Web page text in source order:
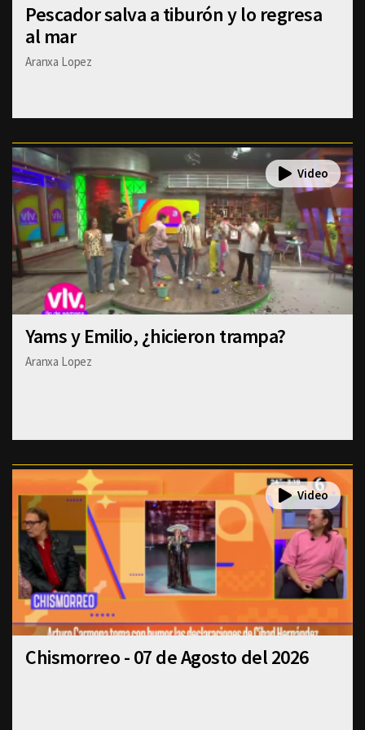
Pescador salva a tiburón y lo regresa
al mar
Aranxa Lopez
Yams y Emilio, ¿hicieron trampa?
Aranxa Lopez
Chismorreo - 07 de Agosto del 2026